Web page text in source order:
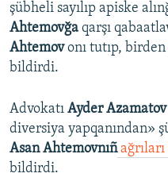
şübheli sayılıp apiske
Ahtemovğa qarşı
Ahtemovonı tutıp, birden
bildirdi.
Advokatı Ayder Azamatov
diversiya yapqanından»
Asan Ahtemovnıñ
bildirdi.